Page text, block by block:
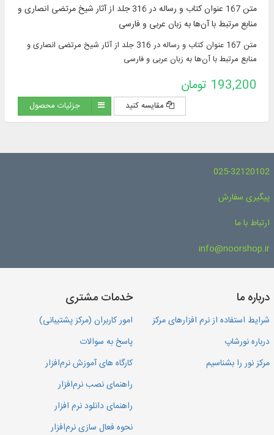
متن 167 عنوان کتاب و رساله در 316 جلد از آثار شیخ مرتضی انصاری و
منابع مرتبط با آن‌ها به زبان‌ عربی و فارسی
متن 167 عنوان کتاب و رساله در 316 جلد از آثار شیخ مرتضی انصاری و
منابع مرتبط با آن‌ها به زبان‌ عربی و فارسی
193,200 تومان
مقایسه کنید جزئیات محصول
025-32120102
پیگیری سفارش
ارتباط با ما
info@noorshop.ir
درباره ما
شرایط استفاده از نرم افزارهای مرکز
درباره نورشاپ
مرکز نور را بشناسیم
خدمات مشتری
امور کاربران (مرکز پشتیبانی)
پاسخ به سوالات
کارگاه های آموزش نرم‌افزار
راهنمای نصب نرم‌افزار
راهنمای دانلود نرم افزار
نحوه فعال سازی نرم‌افزار